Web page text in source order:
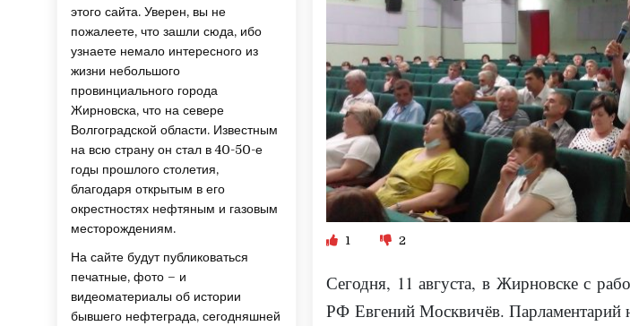
1 2
Сегодня, 11 августа, в Жирновске с
РФ Евгений Москвичёв. Парламентарий
этого сайта. Уверен, вы не
пожалеете, что зашли сюда, ибо
узнаете немало интересного из
жизни небольшого
провинциального города
Жирновска, что на севере
Волгоградской области. Известным
на всю страну он стал в 40-50-е
годы прошлого столетия,
благодаря открытым в его
окрестностях нефтяным и газовым
месторождениям.
На сайте будут публиковаться
печатные, фото – и
видеоматериалы об истории
бывшего нефтеграда, сегодняшней